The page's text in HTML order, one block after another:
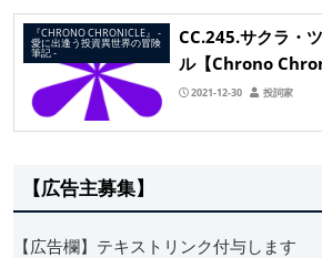
『CHRONO CHRONICLE』 ‐
愛に出逢う投資異世界の冒険
筆記 ‐
CC.245.サクラ・
ル【Chrono
2021-12-30 投詞家
【広告主募集】
【広告欄】テキストリンク付与します